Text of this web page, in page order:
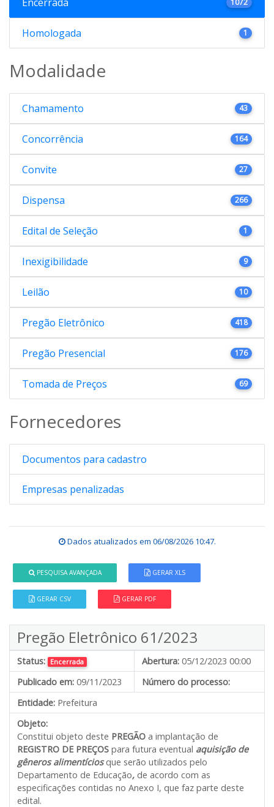
Homologada 1
Modalidade
Chamamento 43
Concorrência 164
Convite 27
Dispensa 266
Edital de Seleção 1
Inexigibilidade 9
Leilão 10
Pregão Eletrônico 418
Pregão Presencial 176
Tomada de Preços 69
Fornecedores
Documentos para cadastro
Empresas penalizadas
Dados atualizados em 06/08/2026 10:47.
PESQUISA AVANÇADA GERAR XLS
GERAR CSV GERAR PDF
Pregão Eletrônico 61/2023
Status: Encerrada Abertura: 05/12/2023 00:00
Publicado em: 09/11/2023
Número do processo:
Entidade: Prefeitura
Objeto:
Constitui objeto deste PREGÃO a implantação de
REGISTRO DE PREÇOS para futura eventual aquisição de
gêneros alimentíciosque serão utilizados pelo
Departamento de Educação, de acordo com as
especificações contidas no Anexo I, que faz parte deste
edital.